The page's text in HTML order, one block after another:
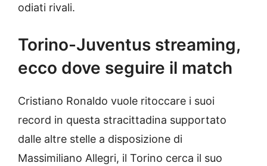
odiati rivali.
Torino-Juventus streaming,
ecco dove seguire il match
Cristiano Ronaldo vuole ritoccare i suoi
record in questa stracittadina supportato
dalle altre stelle a disposizione di
Massimiliano Allegri, il Torino cerca il suo